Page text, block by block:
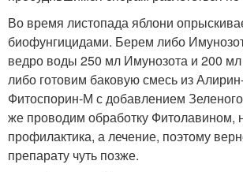
Во время листопада яблони
биофунгицидами. Берем либо
ведро воды 250 мл Имунозота и 200
либо готовим баковую смесь из
Фитоспорин-М с добавлением
же проводим обработку Фитолавином,
профилактика, а лечение, поэтому
препарату чуть позже.